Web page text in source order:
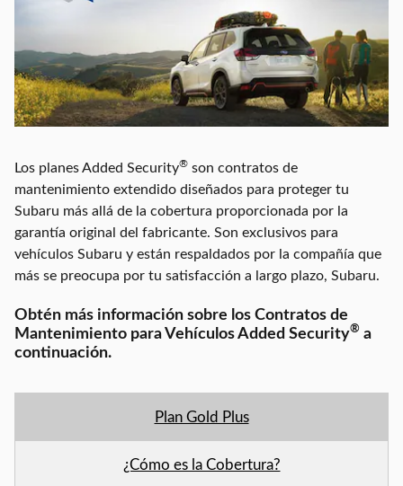
Los planes Added Security® son contratos de
mantenimiento extendido diseñados para proteger tu
Subaru más allá de la cobertura proporcionada por la
garantía original del fabricante. Son exclusivos para
vehículos Subaru y están respaldados por la compañía que
más se preocupa por tu satisfacción a largo plazo, Subaru.
Obtén más información sobre los Contratos de
Mantenimiento para Vehículos Added Security® a
continuación.
Plan Gold Plus
¿Cómo es la Cobertura?